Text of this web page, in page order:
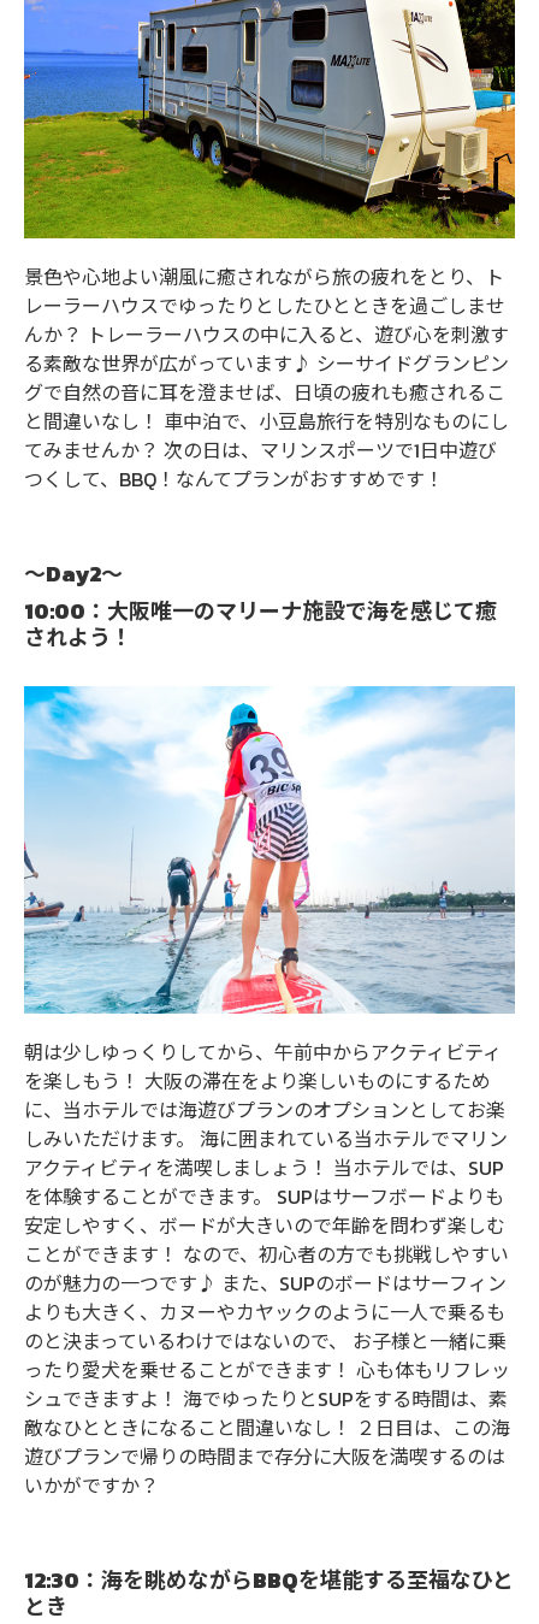
景色や心地よい潮風に癒されながら旅の疲れをとり、ト
レーラーハウスでゆったりとしたひとときを過ごしませ
んか？ トレーラーハウスの中に入ると、遊び心を刺激す
る素敵な世界が広がっています♪ シーサイドグランピン
グで自然の音に耳を澄ませば、日頃の疲れも癒されるこ
と間違いなし！ 車中泊で、小豆島旅行を特別なものにし
てみませんか？ 次の日は、マリンスポーツで1日中遊び
つくして、BBQ！なんてプランがおすすめです！
～Day2～
10:00：大阪唯一のマリーナ施設で海を感じて癒
されよう！
朝は少しゆっくりしてから、午前中からアクティビティ
を楽しもう！ 大阪の滞在をより楽しいものにするため
に、当ホテルでは海遊びプランのオプションとしてお楽
しみいただけます。 海に囲まれている当ホテルでマリン
アクティビティを満喫しましょう！ 当ホテルでは、SUP
を体験することができます。 SUPはサーフボードよりも
安定しやすく、ボードが大きいので年齢を問わず楽しむ
ことができます！ なので、初心者の方でも挑戦しやすい
のが魅力の一つです♪ また、SUPのボードはサーフィン
よりも大きく、カヌーやカヤックのように一人で乗るも
のと決まっているわけではないので、 お子様と一緒に乗
ったり愛犬を乗せることができます！ 心も体もリフレッ
シュできますよ！ 海でゆったりとSUPをする時間は、素
敵なひとときになること間違いなし！ ２日目は、この海
遊びプランで帰りの時間まで存分に大阪を満喫するのは
いかがですか？
12:30：海を眺めながらBBQを堪能する至福なひと
とき